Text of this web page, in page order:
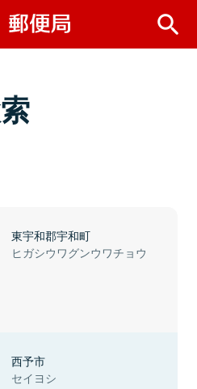
東宇和郡宇和町
ヒガシウワグンウワチョウ
西予市
セイヨシ